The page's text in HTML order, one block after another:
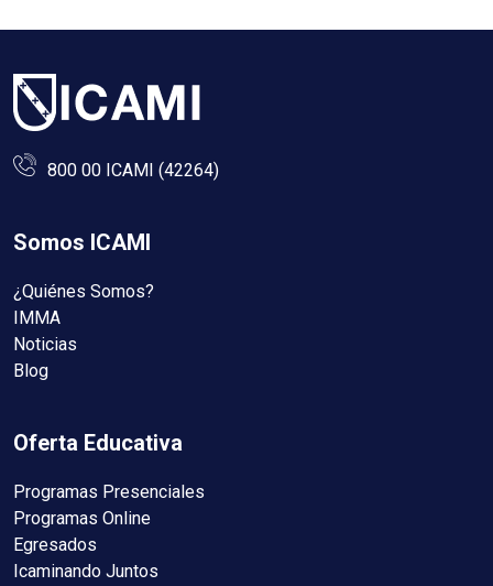
800 00 ICAMI (42264)
Somos ICAMI
¿Quiénes Somos?
IMMA
Noticias
Blog
Oferta Educativa
Programas Presenciales
Programas Online
Egresados
Icaminando Juntos